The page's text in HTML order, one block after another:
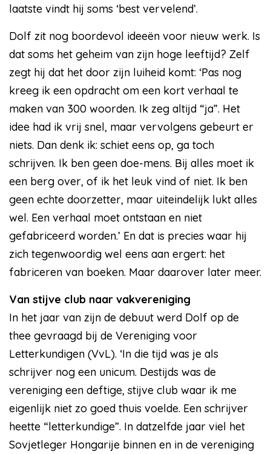
laatste vindt hij soms ‘best vervelend’.
Dolf zit nog boordevol ideeën voor nieuw werk. Is
dat soms het geheim van zijn hoge leeftijd? Zelf
zegt hij dat het door zijn luiheid komt: ‘Pas nog
kreeg ik een opdracht om een kort verhaal te
maken van 300 woorden. Ik zeg altijd “ja”. Het
idee had ik vrij snel, maar vervolgens gebeurt er
niets. Dan denk ik: schiet eens op, ga toch
schrijven. Ik ben geen doe-mens. Bij alles moet ik
een berg over, of ik het leuk vind of niet. Ik ben
geen echte doorzetter, maar uiteindelijk lukt alles
wel. Een verhaal moet ontstaan en niet
gefabriceerd worden.’ En dat is precies waar hij
zich tegenwoordig wel eens aan ergert: het
fabriceren van boeken. Maar daarover later meer.
Van stijve club naar vakvereniging
In het jaar van zijn de debuut werd Dolf op de
thee gevraagd bij de Vereniging voor
Letterkundigen (VvL). ‘In die tijd was je als
schrijver nog een unicum. Destijds was de
vereniging een deftige, stijve club waar ik me
eigenlijk niet zo goed thuis voelde. Een schrijver
heette “letterkundige”. In datzelfde jaar viel het
Sovjetleger Hongarije binnen en in de vereniging